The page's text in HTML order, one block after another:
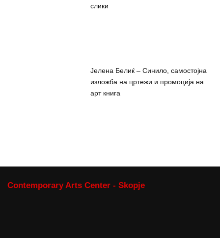
слики
Јелена Белиќ – Синило, самостојна
изложба на цртежи и промоција на
арт книга
Contemporary Arts Center - Skopje